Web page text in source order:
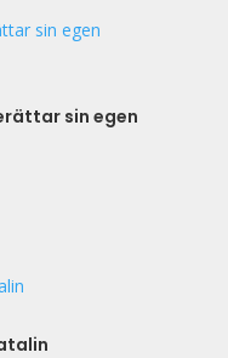
sin egen